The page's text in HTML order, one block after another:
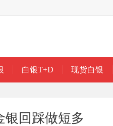
白银T+D 现货白银
银回踩做短多